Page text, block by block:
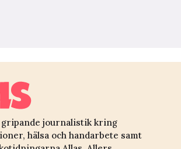
gripande journalistik kring
hälsa och handarbete samt